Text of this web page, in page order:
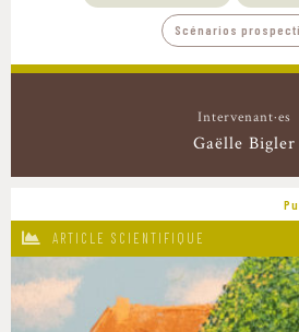
Scénarios
Intervenant·es
Gaëlle Bigler
ARTICLE SCIENTIFIQUE